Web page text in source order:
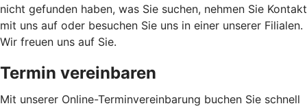
nicht gefunden haben, was Sie suchen, nehmen Sie Kontakt
mit uns auf oder besuchen Sie uns in einer unserer Filialen.
Wir freuen uns auf Sie.
Termin vereinbaren
Mit unserer Online-Terminvereinbarung buchen Sie schnell